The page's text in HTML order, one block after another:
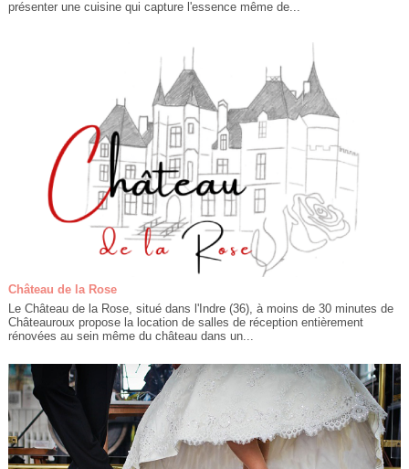
présenter une cuisine qui capture l'essence même de...
Château de la Rose
Le Château de la Rose, situé dans l'Indre (36), à moins de 30 minutes de
Châteauroux propose la location de salles de réception entièrement
rénovées au sein même du château dans un...